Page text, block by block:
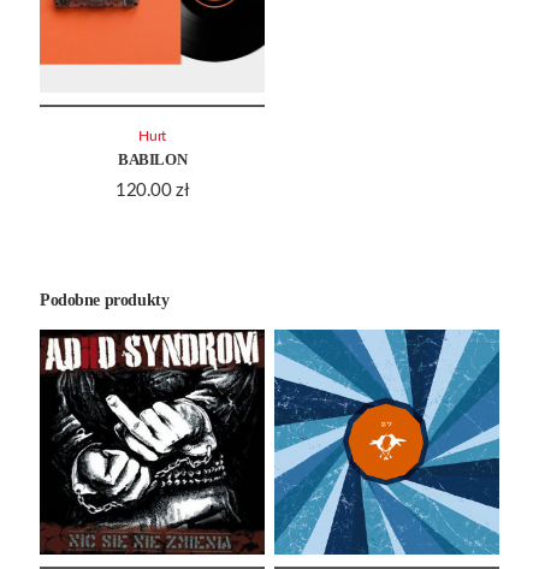
BABILON
120.00 zł
Hurt
Podobne produkty